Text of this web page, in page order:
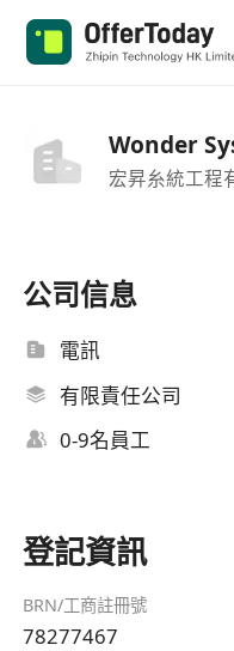
Wonder
宏昇糸統工程
公司信息
電訊
有限責任公司
0-9名員工
登記資訊
BRN/工商註冊號
78277467